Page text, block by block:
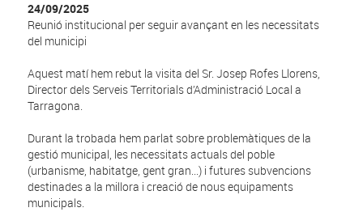
24/09/2025
Reunió institucional per seguir avançant en les necessitats
del municipi
Aquest matí hem rebut la visita del Sr. Josep Rofes Llorens,
Director dels Serveis Territorials d’Administració Local a
Tarragona.
Durant la trobada hem parlat sobre problemàtiques de la
gestió municipal, les necessitats actuals del poble
(urbanisme, habitatge, gent gran...) i futures subvencions
destinades a la millora i creació de nous equipaments
municipals.